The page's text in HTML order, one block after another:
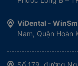
ViDental -
Nam, Quận Hoàn